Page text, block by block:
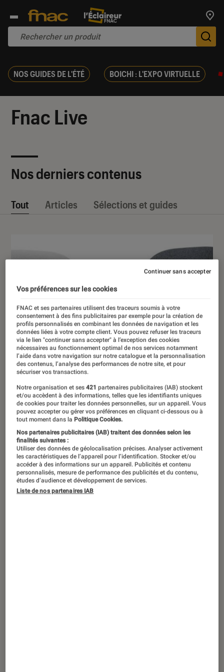
NOS GUIDES DE L'ÉTÉ BOICHI : L'EXPO VIRTUELLE
Fnac Live
Nos derniers contenus
Tout Articles Sélections et guides
La nouvelle gamme Google Nest
présentée par McFly et Carlito !
ACTU
Objets connectés • 04 déc. 2020
Vos préférences sur les cookies
FNAC et ses partenaires utilisent des traceurs soumis à votre
consentement à des fins publicitaires par exemple pour la création de
profils personnalisés en combinant les données de navigation et les
données liées à votre compte client. Vous pouvez refuser les traceurs
via le lien "continuer sans accepter" à l’exception des cookies
nécessaires au fonctionnement optimal de nos services notamment
l’aide dans votre navigation sur notre catalogue et la personnalisation
des contenus, l’analyse des performances de notre site, et pour
sécuriser vos transactions.
Notre organisation et ses421 partenaires publicitaires (IAB) stockent
et/ou accèdent à des informations, telles que les identifiants uniques
de cookies pour traiter les données personnelles, sur un appareil. Vous
pouvez accepter ou gérer vos préférences en cliquant ci-dessous ou à
tout moment dans la Politique Cookies.
Nos partenaires publicitaires (IAB) traitent des données selon les
finalités suivantes :
Utiliser des données de géolocalisation précises. Analyser activement
les caractéristiques de l’appareil pour l’identification. Stocker et/ou
accéder à des informations sur un appareil. Publicités et contenu
personnalisés, mesure de performance des publicités et du contenu,
études d’audience et développement de services.
Liste de nos partenaires IAB
Continuer sans accepter